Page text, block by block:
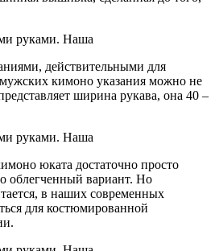
действительными для
кимоно указания можно не
ширина рукава, она 40 –
юката достаточно просто
облегченный вариант. Но
в наших современных
для костюмированной